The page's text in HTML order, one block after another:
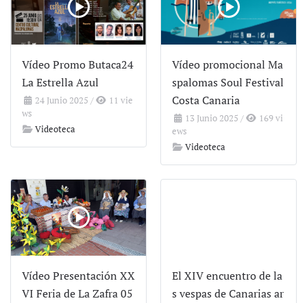
Vídeo Promo Butaca24
La Estrella Azul
24 Junio 2025 /
11 vie
ws
Videoteca
Vídeo promocional Ma
spalomas Soul Festival
Costa Canaria
13 Junio 2025 /
169 vi
ews
Videoteca
Vídeo Presentación XX
VI Feria de La Zafra 05
El XIV encuentro de la
s vespas de Canarias ar